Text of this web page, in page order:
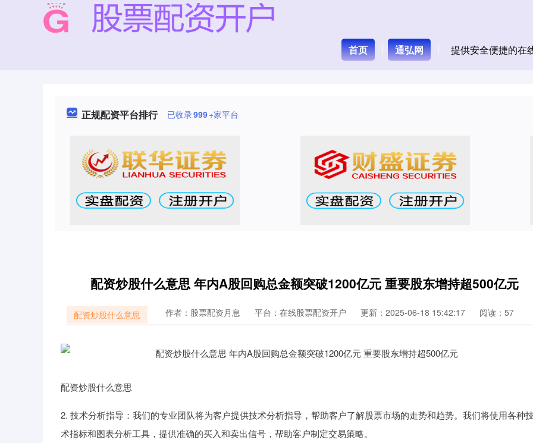
首页 通弘网 提供安全便捷的在
正规配资平台排行 已收录999+家平台
配资炒股什么意思 年内A股回购总金额突破1200亿元 重要股东增持超500亿元
配资炒股什么意思 作者：股票配资月息 平台：在线股票配资开户 更新：2025-06-18 15:42:17 阅读：57
配资炒股什么意思
2. 技术分析指导：我们的专业团队将为客户提供技术分析指导，帮助客户了解股票市场的走势和趋势。我们将使用各种技
术指标和图表分析工具，提供准确的买入和卖出信号，帮助客户制定交易策略。